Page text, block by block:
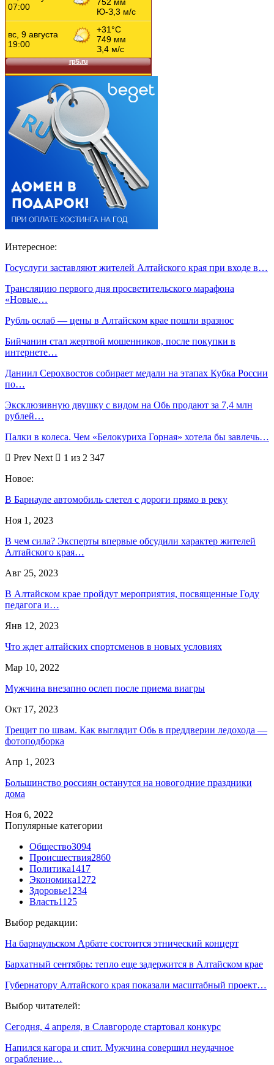
Интересное:
Госуслуги заставляют жителей Алтайского края при входе в…
Трансляцию первого дня просветительского марафона
«Новые…
Рубль ослаб — цены в Алтайском крае пошли вразнос
Бийчанин стал жертвой мошенников, после покупки в
интернете…
Даниил Серохвостов собирает медали на этапах Кубка России
по…
Эксклюзивную двушку с видом на Обь продают за 7,4 млн
рублей…
Палки в колеса. Чем «Белокуриха Горная» хотела бы завлечь…
Prev Next
1 из 2 347
Новое:
В Барнауле автомобиль слетел с дороги прямо в реку
Ноя 1, 2023
В чем сила? Эксперты впервые обсудили характер жителей
Алтайского края…
Авг 25, 2023
В Алтайском крае пройдут мероприятия, посвященные Году
педагога и…
Янв 12, 2023
Что ждет алтайских спортсменов в новых условиях
Мар 10, 2022
Мужчина внезапно ослеп после приема виагры
Окт 17, 2023
Трещит по швам. Как выглядит Обь в преддверии ледохода —
фотоподборка
Апр 1, 2023
Большинство россиян останутся на новогодние праздники
дома
Ноя 6, 2022
Популярные категории
Общество3094
Происшествия2860
Политика1417
Экономика1272
Здоровье1234
Власть1125
Выбор редакции:
На барнаульском Арбате состоится этнический концерт
Бархатный сентябрь: тепло еще задержится в Алтайском крае
Губернатору Алтайского края показали масштабный проект…
Выбор читателей:
Сегодня, 4 апреля, в Славгороде стартовал конкурс
Напился кагора и спит. Мужчина совершил неудачное
ограбление…